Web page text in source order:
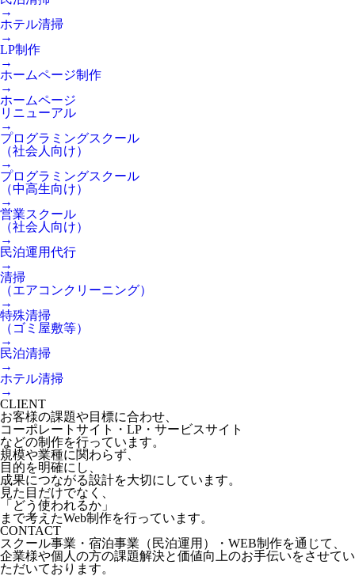
→
ホテル清掃
→
LP制作
→
ホームページ制作
→
ホームページ
リニューアル
→
プログラミングスクール
（社会人向け）
→
プログラミングスクール
（中高生向け）
→
営業スクール
（社会人向け）
→
民泊運用代行
→
清掃
（エアコンクリーニング）
→
特殊清掃
（ゴミ屋敷等）
→
民泊清掃
→
ホテル清掃
→
CLIENT
お客様の課題や目標に合わせ、
コーポレートサイト・LP・サービスサイト
などの制作を行っています。
規模や業種に関わらず、
目的を明確にし、
成果につながる設計を大切にしています。
見た目だけでなく、
「どう使われるか」
まで考えたWeb制作を行っています。
CONTACT
スクール事業・宿泊事業（民泊運用）・WEB制作を通じて、
企業様や個人の方の課題解決と価値向上のお手伝いをさせてい
ただいております。